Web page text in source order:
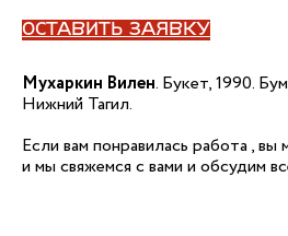
ОСТАВИТЬ ЗАЯВКУ
Мухаркин Вилен. Букет, 1990.
Нижний Тагил.
Если вам понравилась работа , вы
и мы свяжемся с вами и обсудим